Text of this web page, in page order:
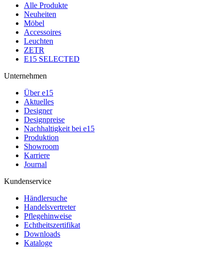
Alle Produkte
Neuheiten
Möbel
Accessoires
Leuchten
ZETR
E15 SELECTED
Unternehmen
Über e15
Aktuelles
Designer
Designpreise
Nachhaltigkeit bei e15
Produktion
Showroom
Karriere
Journal
Kundenservice
Händlersuche
Handelsvertreter
Pflegehinweise
Echtheitszertifikat
Downloads
Kataloge